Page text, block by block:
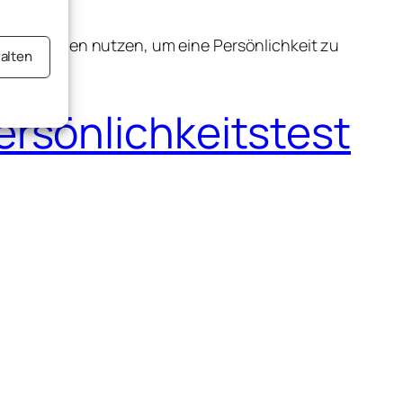
nutzen, um eine Persönlichkeit zu